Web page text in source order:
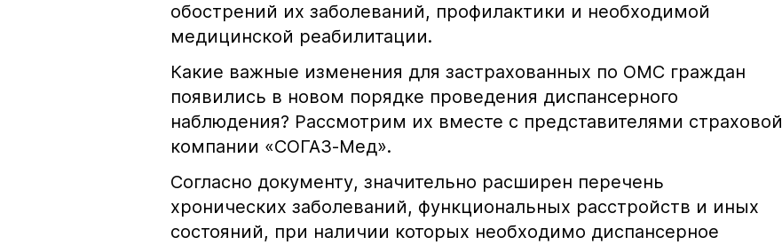
обострений их заболеваний, профилактики и необходимой
медицинской реабилитации.
Какие важные изменения для застрахованных по ОМС граждан
появились в новом порядке проведения диспансерного
наблюдения? Рассмотрим их вместе с представителями страховой
компании «СОГАЗ-Мед».
Согласно документу, значительно расширен перечень
хронических заболеваний, функциональных расстройств и иных
состояний, при наличии которых необходимо диспансерное